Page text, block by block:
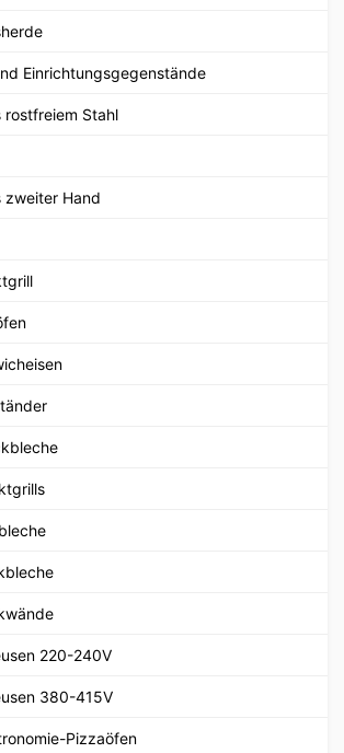
Einrichtungsgegenstände
rostfreiem Stahl
zweiter Hand
220-240V
380-415V
Pizzaöfen